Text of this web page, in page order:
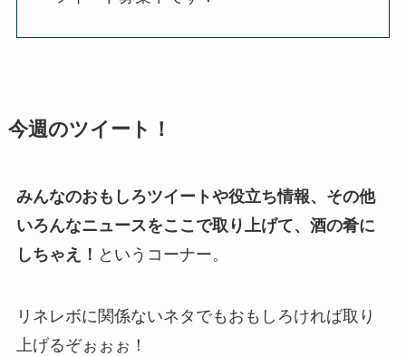
今週のツイート！
みんなのおもしろツイートや役立ち情報、その他
いろんなニュースをここで取り上げて、酒の肴に
しちゃえ！ というコーナー。
リネレボに関係ないネタでもおもしろければ取り
上げるぞぉぉぉ！